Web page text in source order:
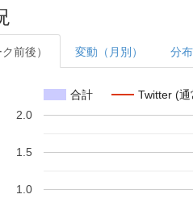
前後） 変動（月別） 分布
合計 Twitter (通
1.0
1.5
2.0